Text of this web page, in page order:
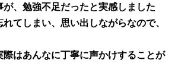
が、勉強不足だったと実感しました
れてしまい、思い出しながらなので、
はあんなに丁寧に声かけすることが